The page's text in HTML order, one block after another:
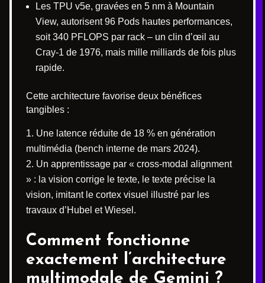
Les TPU v5e, gravées en 5 nm à Mountain
View, autorisent 96 Pods hautes performances,
soit 340 PFLOPS par rack – un clin d’œil au
Cray-1 de 1976, mais mille milliards de fois plus
rapide.
Cette architecture favorise deux bénéfices
tangibles :
Une latence réduite de 18 % en génération
multimédia (bench interne de mars 2024).
Un apprentissage par « cross-modal alignment
» : la vision corrige le texte, le texte précise la
vision, imitant le cortex visuel illustré par les
travaux d’Hubel et Wiesel.
Comment fonctionne
exactement l’architecture
multimodale de Gemini ?